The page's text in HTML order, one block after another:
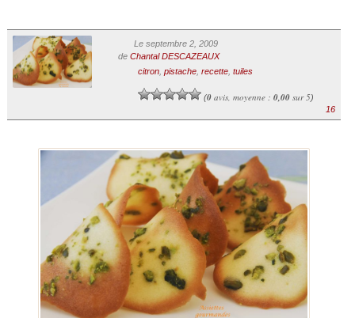
Le septembre 2, 2009
de Chantal DESCAZEAUX
citron, pistache, recette, tuiles
(0avis, moyenne : 0,00sur 5)
16